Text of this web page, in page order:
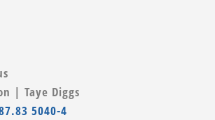
| Taye Diggs
5040-4